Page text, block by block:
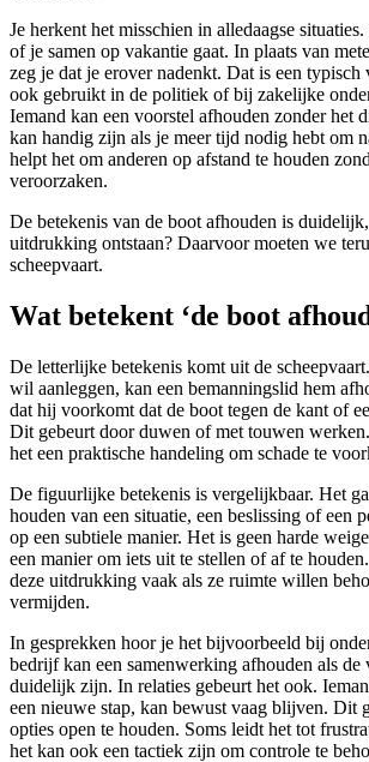
Je herkent het misschien in alledaagse
of je samen op vakantie gaat. In plaats van
zeg je dat je erover nadenkt. Dat is een
ook gebruikt in de politiek of bij zakelijke
Iemand kan een voorstel afhouden zonder het
kan handig zijn als je meer tijd nodig hebt om
helpt het om anderen op afstand te houden
veroorzaken.
De betekenis van de boot afhouden is
uitdrukking ontstaan? Daarvoor moeten we
scheepvaart.
Wat betekent ‘de boot
De letterlijke betekenis komt uit de
wil aanleggen, kan een bemanningslid hem
dat hij voorkomt dat de boot tegen de kant of
Dit gebeurt door duwen of met touwen
het een praktische handeling om schade te
De figuurlijke betekenis is vergelijkbaar. Het
houden van een situatie, een beslissing of een
op een subtiele manier. Het is geen harde
een manier om iets uit te stellen of af te
deze uitdrukking vaak als ze ruimte willen
vermijden.
In gesprekken hoor je het bijvoorbeeld bij
bedrijf kan een samenwerking afhouden als de
duidelijk zijn. In relaties gebeurt het ook.
een nieuwe stap, kan bewust vaag blijven. Dit
opties open te houden. Soms leidt het tot
het kan ook een tactiek zijn om controle te